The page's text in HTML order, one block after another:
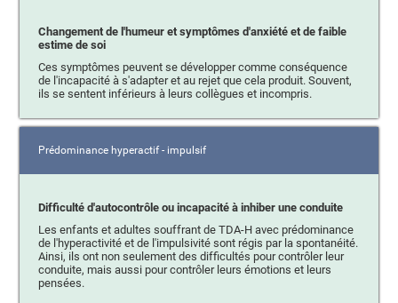
Changement de l'humeur et symptômes d'anxiété et de faible
estime de soi
Ces symptômes peuvent se développer comme conséquence
de l'incapacité à s'adapter et au rejet que cela produit. Souvent,
ils se sentent inférieurs à leurs collègues et incompris.
Prédominance hyperactif - impulsif
Difficulté d'autocontrôle ou incapacité à inhiber une conduite
Les enfants et adultes souffrant de TDA-H avec prédominance
de l'hyperactivité et de l'impulsivité sont régis par la spontanéité.
Ainsi, ils ont non seulement des difficultés pour contrôler leur
conduite, mais aussi pour contrôler leurs émotions et leurs
pensées.